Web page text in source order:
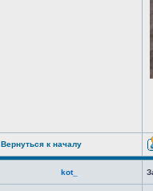
Вернуться к началу
kot_